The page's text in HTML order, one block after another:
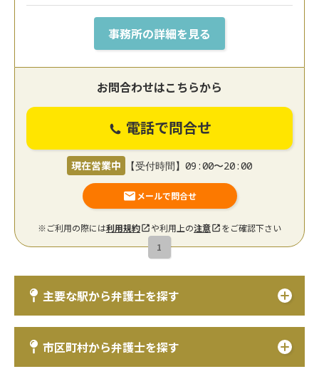
事務所の詳細を見る
お問合わせはこちらから
電話で問合せ
現在営業中 【受付時間】09:00〜20:00
メールで問合せ
※ご利用の際には利用規約 や利用上の注意
をご確認下さい
1
主要な駅から弁護士を探す
市区町村から弁護士を探す